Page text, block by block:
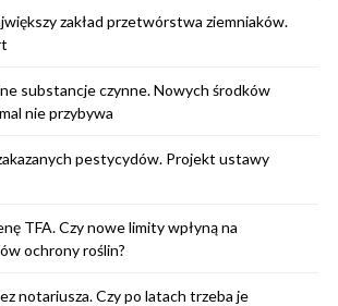
zakład przetwórstwa ziemniaków.
substancje czynne. Nowych środków
nie przybywa
pestycydów. Projekt ustawy
TFA. Czy nowe limity wpłyną na
ochrony roślin?
notariusza. Czy po latach trzeba je